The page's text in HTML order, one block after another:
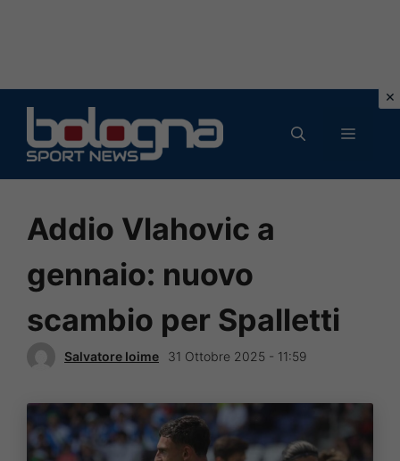
contenuto
MENU
Addio Vlahovic a
gennaio: nuovo
scambio per Spalletti
Salvatore Ioime 31 Ottobre 2025 - 11:59